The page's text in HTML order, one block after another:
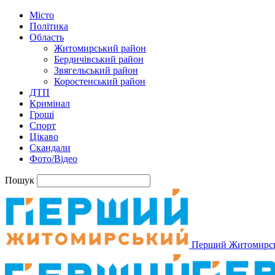
Місто
Політика
Область
Житомирський район
Бердичівський район
Звягельський район
Коростенський район
ДТП
Кримінал
Гроші
Спорт
Цікаво
Скандали
Фото/Відео
Пошук
Перший